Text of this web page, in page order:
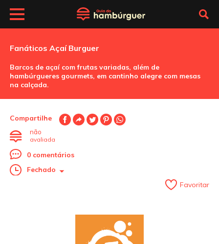
Fanáticos Açaí Burguer
Barcos de açaí com frutas variadas, além de
hambúrgueres gourmets, em cantinho alegre com mesas
na calçada.
Compartilhe
não
avaliada
0 comentários
Fechado
Favoritar